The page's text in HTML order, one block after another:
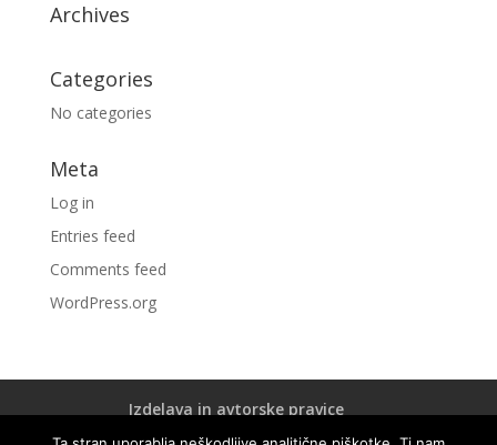
Archives
Categories
No categories
Meta
Log in
Entries feed
Comments feed
WordPress.org
Izdelava in avtorske pravice
Certifikat ISO 9001:2015